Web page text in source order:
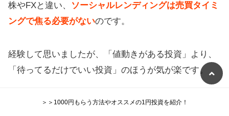
株やFXと違い、
ソーシャルレンディングは売買タイミ
ングで焦る必要がないのです。
経験して思いましたが、「値動きがある投資」より、
「待ってるだけでいい投資」のほうが気が楽です。
＞＞1000円もらう方法やオススメの1円投資を紹介！